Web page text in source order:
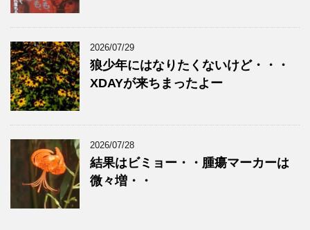
2026/07/29
狼少年にはなりたくないけど・・・
XDAYが来ちまったよー
2026/07/28
結果はビミョー・・腫瘍マーカーは
微々増・・